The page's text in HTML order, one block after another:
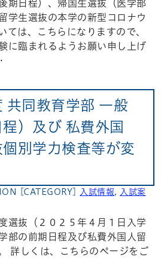
期日程）、帰国生選抜（医学部
学生選抜の本学の新型コロナウ
ては、こちらになりますので、
に臨まれるようお願い申し上げ
共同教育学部 一般
）及び 私費外国
別学力検査等が変
[CATEGORY] 入試情報,
入試案
選抜（２０２５年４月１日入学
部の前期日程及び私費外国人留
詳しくは、こちらのページをご